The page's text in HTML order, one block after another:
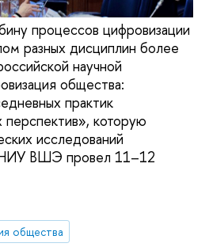
процессов цифровизации
разных дисциплин более
научной
общества:
практик
перспектив», которую
исследований
НИУ ВШЭ провел 11–12
общества